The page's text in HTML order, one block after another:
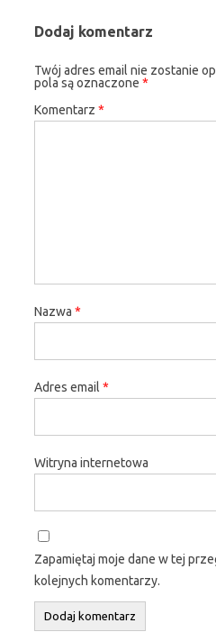
Dodaj komentarz
Twój adres email nie zostanie
pola są oznaczone *
Komentarz *
Nazwa *
Adres email *
Witryna internetowa
Zapamiętaj moje dane w tej
kolejnych komentarzy.